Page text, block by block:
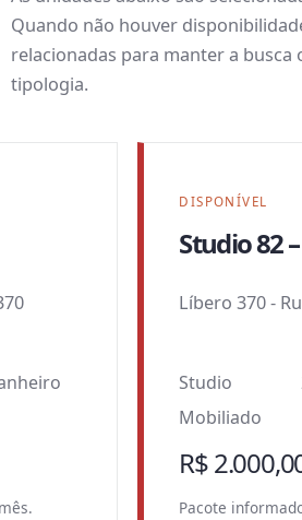
Quando não houver
relacionadas para manter a
tipologia.
DISPONÍVEL
Studio 82
Líbero 370-
Studio
Mobiliado
R$
Pacote